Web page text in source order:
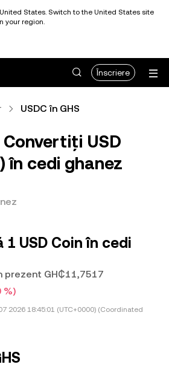
States. Switch to the United States site
your region.
Înscriere
USDC în GHS
Convertiți USD
în cedi ghanez
USD Coin în cedi
prezent GH₵11,7517
%)
2026 18:45:01 (UTC+0000) (Coordinated